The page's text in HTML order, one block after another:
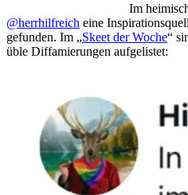
Im
@herrhilfreich eine
gefunden. Im „Skeet der Woche“
üble Diffamierungen aufgelistet: